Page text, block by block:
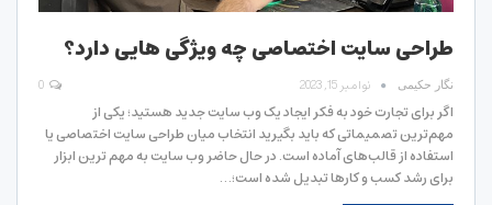
طراحی سایت اختصاصی چه ویژگی هایی دارد؟
نگار حکیمی نوامبر 15, 2023
اگر برای تجارت خود به فکر ایجاد یک وب سایت جدید هستید؛ یکی از
مهم‌ترین تصمیماتی که باید بگیرید انتخاب میان طراحی سایت اختصاصی یا
استفاده از قالب‌های آماده است. در حال حاضر وب سایت به مهم ترین ابزار
برای رشد کسب و کارها تبدیل شده است؛…